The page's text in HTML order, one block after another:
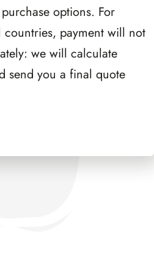
options. For
payment will not
we will calculate
send you a final quote